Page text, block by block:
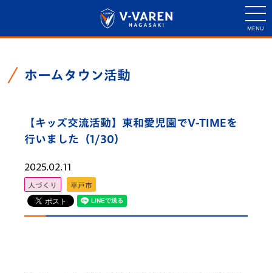
ホームタウン活動
【キッズ交流活動】東和愛児園でV-TIMEを
行いました（1/30）
2025.02.11
人づくり 平戸市